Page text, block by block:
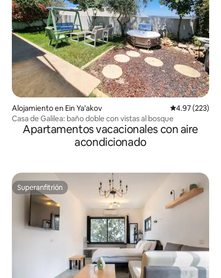
Alojamiento en Ein Ya'akov Calificación
4.97 (223)
Casa de Galilea: baño doble con vistas al bosque
Apartamentos vacacionales con aire
acondicionado
Superanfitrión
Superanfitrión